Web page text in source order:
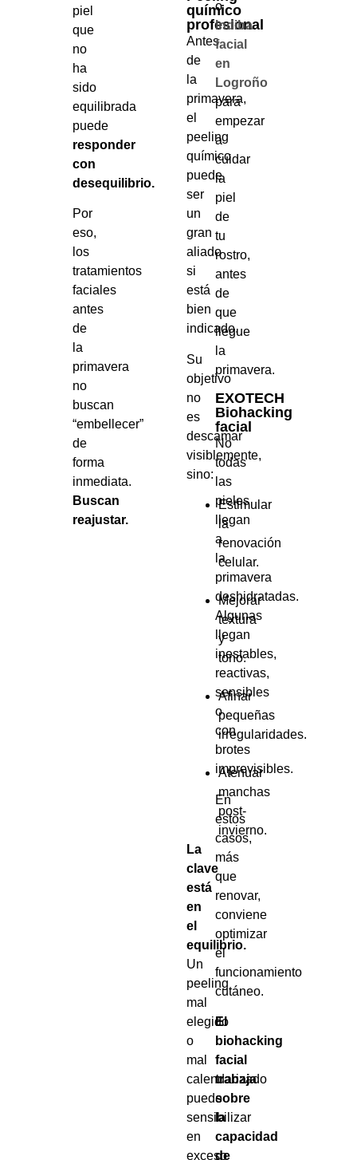
piel
que
no
ha
sido
equilibrada
puede
responder
con
desequilibrio.
Por
eso,
los
tratamientos
faciales
antes
de
la
primavera
no
buscan
“embellecer”
de
forma
inmediata.
Buscan
reajustar.
químico
profesional
Antes
de
la
primavera,
el
peeling
químico
puede
ser
un
gran
aliado
si
está
bien
indicado.
Su
objetivo
no
es
descamar
visiblemente,
sino:
Estimular
la
renovación
celular.
Mejorar
textura
y
tono.
Afinar
pequeñas
irregularidades.
Atenuar
manchas
post-
invierno.
La
clave
está
en
el
equilibrio.
Un
peeling
mal
elegido
o
mal
calendarizado
puede
sensibilizar
en
exceso
o
Indiba
facial
en
Logroño
para
empezar
a
cuidar
la
piel
de
tu
rostro,
antes
de
que
llegue
la
primavera.
EXOTECH
Biohacking
facial
No
todas
las
pieles
llegan
a
la
primavera
deshidratadas.
Algunas
llegan
inestables,
reactivas,
sensibles
o
con
brotes
imprevisibles.
En
estos
casos,
más
que
renovar,
conviene
optimizar
el
funcionamiento
cutáneo.
El
biohacking
facial
trabaja
sobre
la
capacidad
de